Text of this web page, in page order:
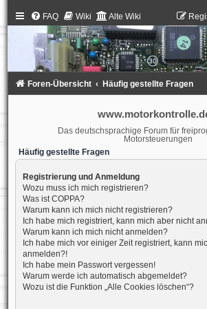
FAQ Wiki Alte Wiki
Foren-Übersicht Häufig gestellte Fragen
Das deutschsprachige Forum für
Motorsteuerungen
Häufig gestellte Fragen
Registrierung und Anmeldung
Wozu muss ich mich registrieren?
Was ist COPPA?
Warum kann ich mich nicht registrieren?
Ich habe mich registriert, kann mich aber nicht
Warum kann ich mich nicht anmelden?
Ich habe mich vor einiger Zeit registriert, kann
anmelden?!
Ich habe mein Passwort vergessen!
Warum werde ich automatisch abgemeldet?
Wozu ist die Funktion „Alle Cookies löschen“?